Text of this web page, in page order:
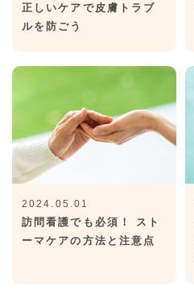
正しいケアで皮膚トラブ
ルを防ごう
2024.05.01
訪問看護でも必須！ スト
ーマケアの方法と注意点